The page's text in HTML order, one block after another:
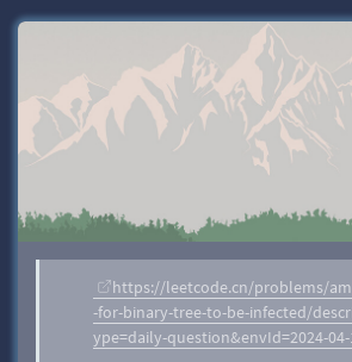
https://leetcode.cn/problems/
-for-binary-tree-to-be-infected/
ype=daily-question&envId=2024-04-